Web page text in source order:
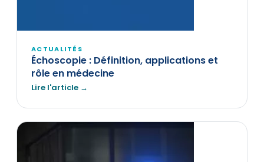
ACTUALITÉS
Échoscopie : Définition, applications et
rôle en médecine
Lire l'article →